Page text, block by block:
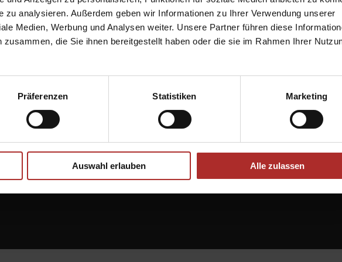
zu analysieren. Außerdem geben wir Informationen zu Ihrer Verwendung unserer
Medien, Werbung und Analysen weiter. Unsere Partner führen diese
die Sie ihnen bereitgestellt haben oder die sie im Rahmen Ihrer
Präferenzen Statistiken Marketing
Auswahl erlauben Alle zulassen
Führung »
Nächster
Ein
PVS Grund
An der Breite 24 85049 Ingolstadt